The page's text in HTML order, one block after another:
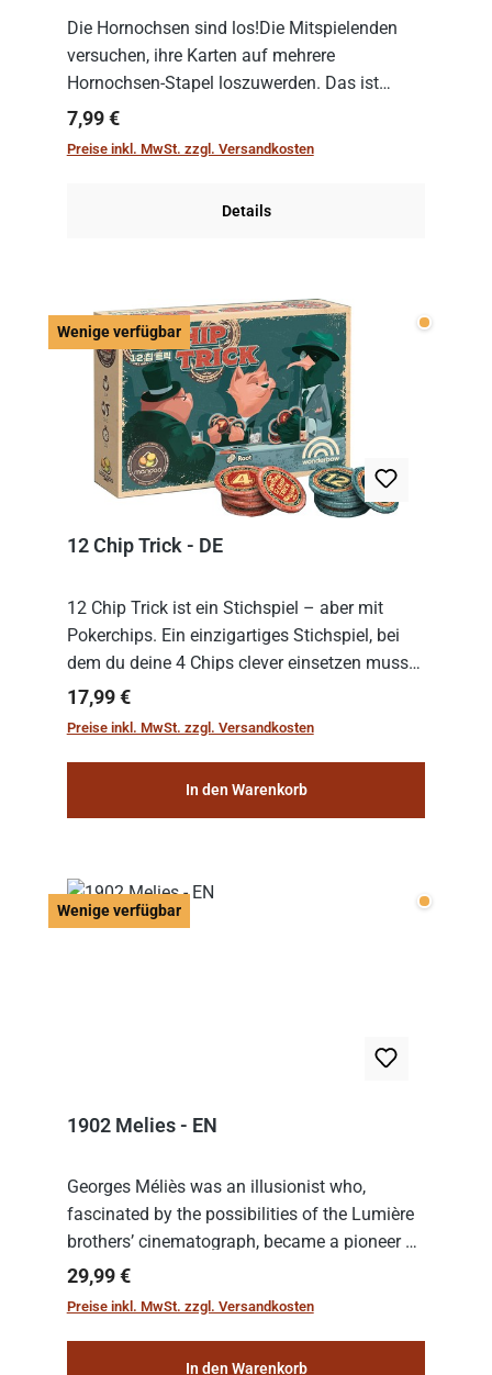
Die Hornochsen sind los!Die Mitspielenden
versuchen, ihre Karten auf mehrere
Hornochsen-Stapel loszuwerden. Das ist
kniffliger als gedacht, denn die Differenz
zwischen ausgespielter Karte und der
Regulärer Preis:
7,99 €
Preise inkl. MwSt. zzgl. Versandkosten
Details
Wenige verfügbar Wenige
12 Chip Trick - DE
12 Chip Trick ist ein Stichspiel – aber mit
Pokerchips. Ein einzigartiges Stichspiel, bei
dem du deine 4 Chips clever einsetzen musst.
Wer die Chips mit dem höchsten Gesamtwert
hat, gewinnt die Runde. Aber Vorsicht: D...
Regulärer Preis:
17,99 €
Preise inkl. MwSt. zzgl. Versandkosten
In den Warenkorb
Wenige verfügbar Wenige
1902 Melies - EN
Georges Méliès was an illusionist who,
fascinated by the possibilities of the Lumière
brothers’ cinematograph, became a pioneer of
cinema. In 1902, he filmed his most famous
work: “Le Voyage dans la Lune” (“A Trip to...
Regulärer Preis:
29,99 €
Preise inkl. MwSt. zzgl. Versandkosten
In den Warenkorb